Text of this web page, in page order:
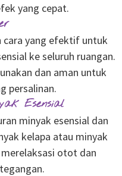
yang cepat.
cara yang efektif untuk
ke seluruh ruangan.
dan aman untuk
persalinan.
Esensial
minyak esensial dan
kelapa atau minyak
otot dan